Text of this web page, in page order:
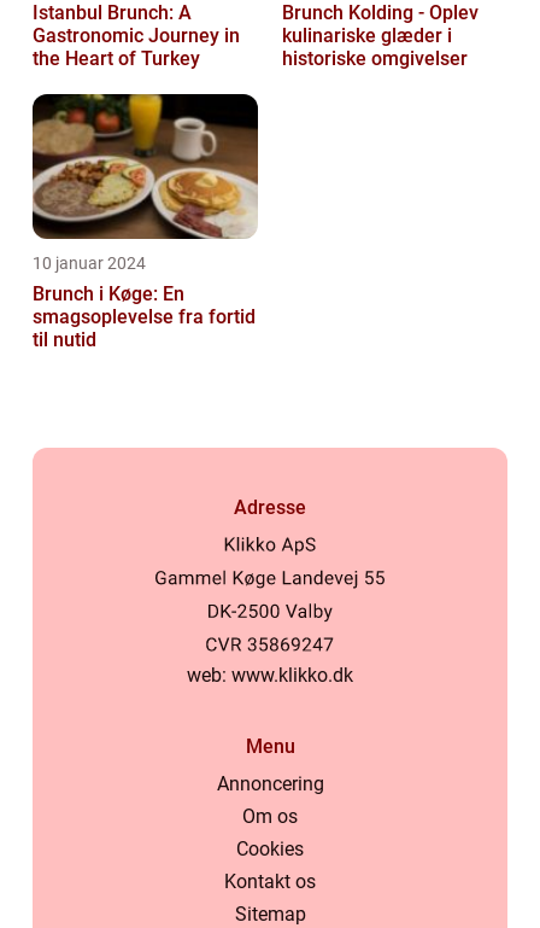
Istanbul Brunch: A
Gastronomic Journey in
the Heart of Turkey
Brunch Kolding - Oplev
kulinariske glæder i
historiske omgivelser
10 januar 2024
Brunch i Køge: En
smagsoplevelse fra fortid
til nutid
Adresse
web: www.klikko.dk
Menu
Annoncering
Om os
Cookies
Kontakt os
Sitemap